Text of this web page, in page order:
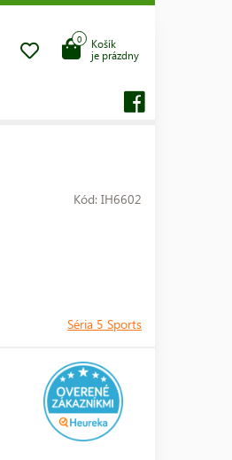
Košík
je prázdny
0
Kód: IH6602
Séria 5 Sports